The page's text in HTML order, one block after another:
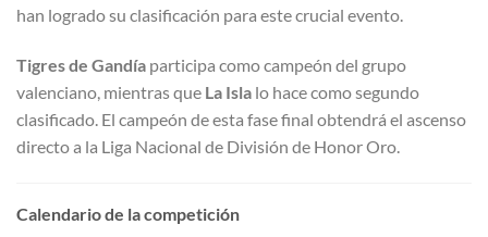
han logrado su clasificación para este crucial evento.
Tigres de Gandía participa como campeón del grupo
valenciano, mientras que La Isla lo hace como segundo
clasificado. El campeón de esta fase final obtendrá el ascenso
directo a la Liga Nacional de División de Honor Oro.
Calendario de la competición